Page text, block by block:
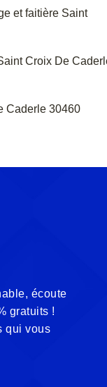
et faitière Saint
Croix De
Caderle 30460
écoute
gratuits !
qui vous